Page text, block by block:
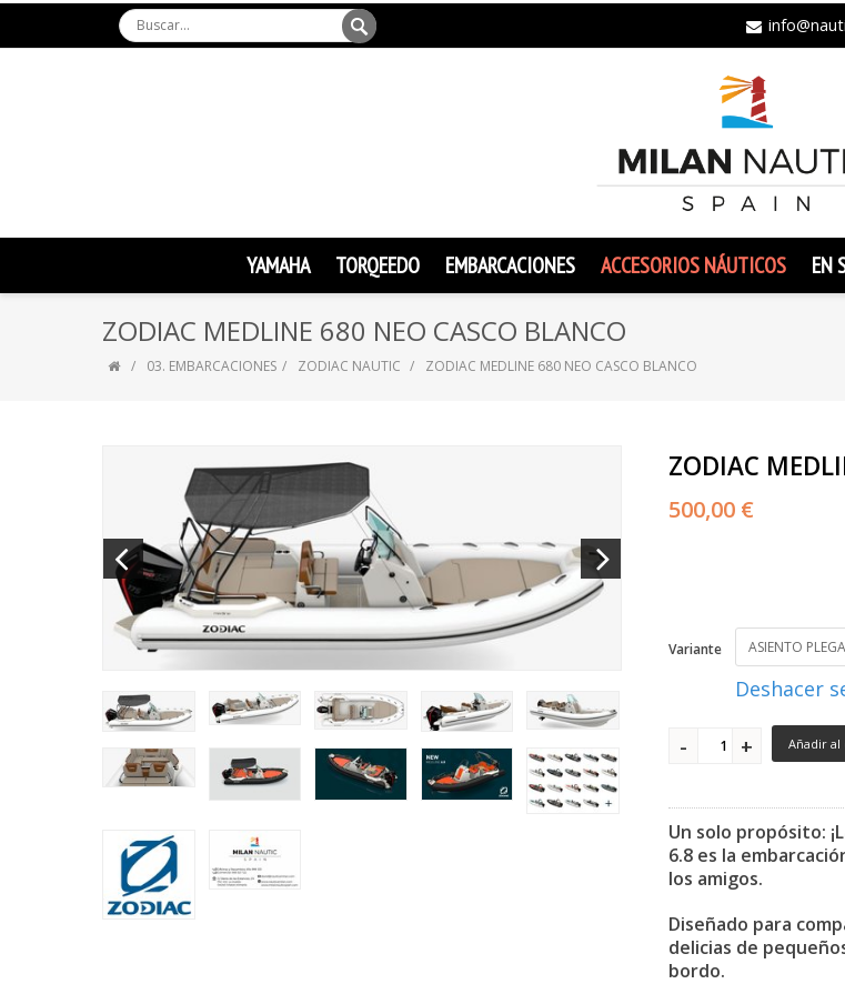
YAMAHA TORQEEDO EMBARCACIONES ACCESORIOS NÁUTICOS EN
ZODIAC MEDLINE 680 NEO CASCO BLANCO
03. EMBARCACIONES ZODIAC NAUTIC ZODIAC MEDLINE 680 NEO CASCO BLANCO
ZODIAC
500,00 €
Variante
Deshacer
Añadir
Un solo propósito:
6.8 es la
los amigos.
Diseñado para
delicias de
bordo.